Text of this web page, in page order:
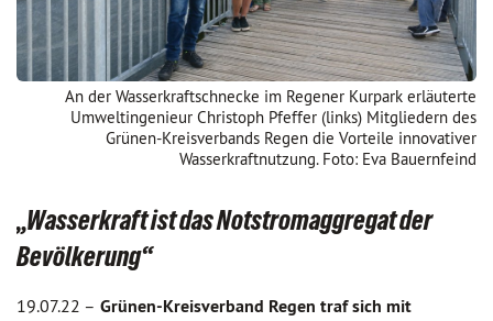
An der Wasserkraftschnecke im Regener Kurpark erläuterte
Umweltingenieur Christoph Pfeffer (links) Mitgliedern des
Grünen-Kreisverbands Regen die Vorteile innovativer
Wasserkraftnutzung. Foto: Eva Bauernfeind
„Wasserkraft ist das Notstromaggregat der
Bevölkerung“
19.07.22 – Grünen-Kreisverband Regen traf sich mit